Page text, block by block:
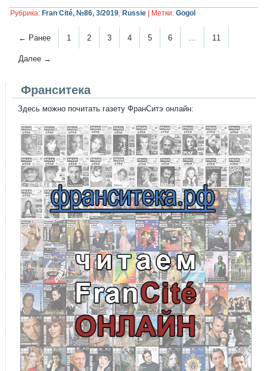
Рубрика: Fran Cité, №86, 3/2019, Russie Метки: Gogol
← Ранее 1 2 3 4 5 6 … 11
Далее →
Франситека
Здесь можно почитать газету ФранСитэ онлайн: